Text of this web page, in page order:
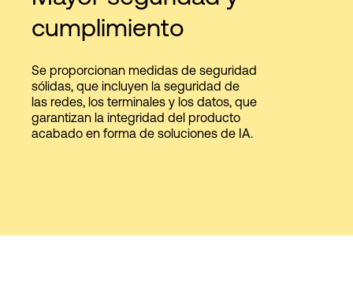
cumplimiento
Se proporcionan medidas de seguridad
sólidas, que incluyen la seguridad de
las redes, los terminales y los datos, que
garantizan la integridad del producto
acabado en forma de soluciones de IA.